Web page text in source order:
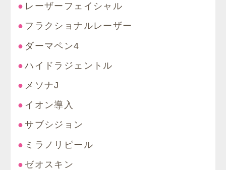
レーザーフェイシャル
フラクショナルレーザー
ダーマペン4
ハイドラジェントル
メソナJ
イオン導入
サブシジョン
ミラノリピール
ゼオスキン